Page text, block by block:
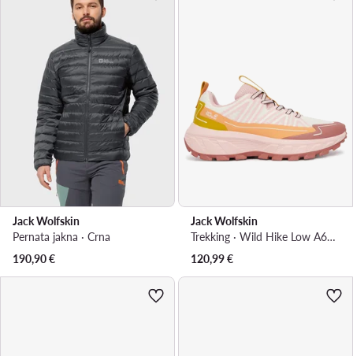
Jack Wolfskin
Pernata jakna · Crna
190,90€
Jack Wolfskin
Trekking · Wild Hike Low A65582 · Ružičasta
120,99€